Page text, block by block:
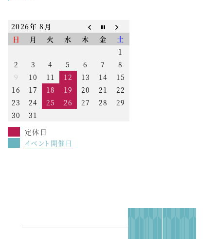
2026年 8月
日
月 火 水 木 金
土
1
2
3 4 5 6 7
8
9
10 11 12 13 14
15
16
17 18 19 20 21
22
23
24 25 26 27 28
29
30
31
定休日
イベント開催日